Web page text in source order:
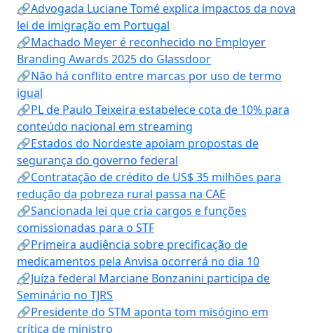
🔗Advogada Luciane Tomé explica impactos da nova
lei de imigração em Portugal
🔗Machado Meyer é reconhecido no Employer
Branding Awards 2025 do Glassdoor
🔗Não há conflito entre marcas por uso de termo
igual
🔗PL de Paulo Teixeira estabelece cota de 10% para
conteúdo nacional em streaming
🔗Estados do Nordeste apoiam propostas de
segurança do governo federal
🔗Contratação de crédito de US$ 35 milhões para
redução da pobreza rural passa na CAE
🔗Sancionada lei que cria cargos e funções
comissionadas para o STF
🔗Primeira audiência sobre precificação de
medicamentos pela Anvisa ocorrerá no dia 10
🔗Juíza federal Marciane Bonzanini participa de
Seminário no TJRS
🔗Presidente do STM aponta tom misógino em
crítica de ministro